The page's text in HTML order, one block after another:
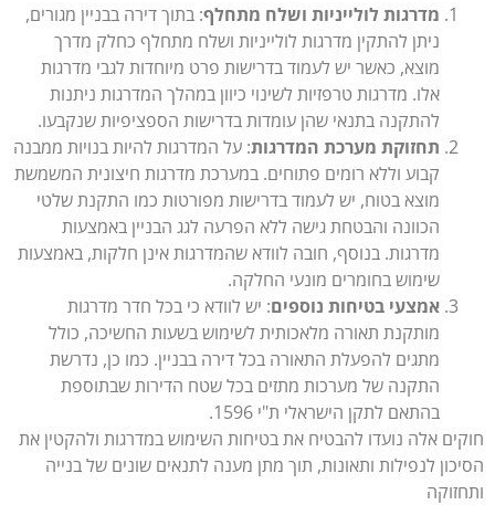
מדרגות לולייניות ושלח מתחלף: בתוך דירה בבניין מגורים,
ניתן להתקין מדרגות לולייניות ושלח מתחלף כחלק מדרך
מוצא, כאשר יש לעמוד בדרישות פרט מיוחדות לגבי מדרגות
אלו. מדרגות טרפזיות לשינוי כיוון במהלך המדרגות ניתנות
להתקנה בתנאי שהן עומדות בדרישות הספציפיות שנקבעו​.
תחזוקת מערכת המדרגות: על המדרגות להיות בנויות ממבנה
קבוע וללא רומים פתוחים. במערכת מדרגות חיצונית המשמשת
מוצא בטוח, יש לעמוד בדרישות מפורטות כמו התקנת שלטי
הכוונה והבטחת גישה ללא הפרעה לגג הבניין באמצעות
מדרגות. בנוסף, חובה לוודא שהמדרגות אינן חלקות, באמצעות
שימוש בחומרים מונעי החלקה​.
אמצעי בטיחות נוספים: יש לוודא כי בכל חדר מדרגות
מותקנת תאורה מלאכותית לשימוש בשעות החשיכה, כולל
מתגים להפעלת התאורה בכל דירה בבניין. כמו כן, נדרשת
התקנה של מערכות מתזים בכל שטח הדירות שבתוספת
בהתאם לתקן הישראלי ת"י 1596​.
אלה נועדו להבטיח את בטיחות השימוש במדרגות ולהקטין את
לנפילות ותאונות, תוך מתן מענה לתנאים שונים של בנייה